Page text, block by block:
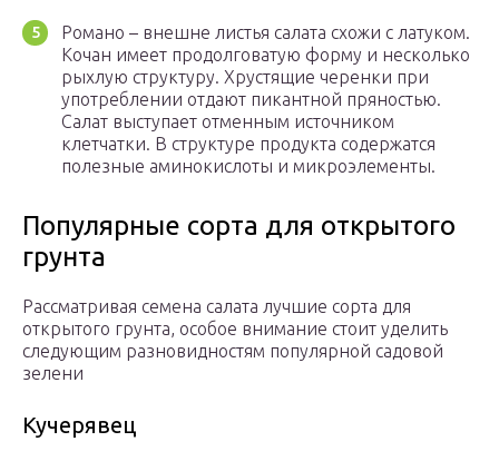
Романо – внешне листья салата схожи с латуком.
Кочан имеет продолговатую форму и несколько
рыхлую структуру. Хрустящие черенки при
употреблении отдают пикантной пряностью.
Салат выступает отменным источником
клетчатки. В структуре продукта содержатся
полезные аминокислоты и микроэлементы.
Популярные сорта для открытого
грунта
Рассматривая семена салата лучшие сорта для
открытого грунта, особое внимание стоит уделить
следующим разновидностям популярной садовой
зелени
Кучерявец